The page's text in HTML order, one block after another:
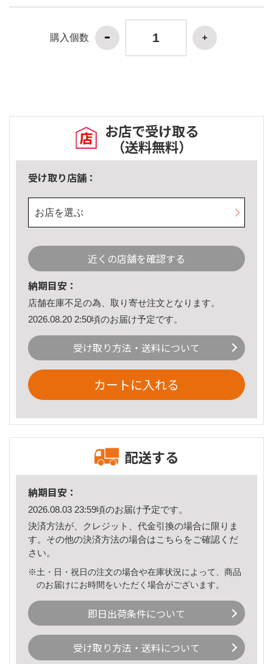
購入個数
お店で受け取る
（送料無料）
受け取り店舗：
お店を選ぶ
近くの店舗を確認する
納期目安：
店舗在庫不足の為、取り寄せ注文となります。
2026.08.20 2:50頃のお届け予定です。
受け取り方法・送料について
カートに入れる
配送する
納期目安：
2026.08.03 23:59頃のお届け予定です。
決済方法が、クレジット、代金引換の場合に限りま
す。その他の決済方法の場合はこちら をご確認くだ
さい。
※土・日・祝日の注文の場合や在庫状況によって、商品
のお届けにお時間をいただく場合がございます。
即日出荷条件について
受け取り方法・送料について